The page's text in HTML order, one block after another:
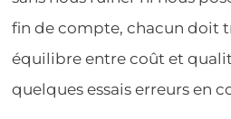
fin de compte, chacun doit
équilibre entre coût et
quelques essais erreurs en